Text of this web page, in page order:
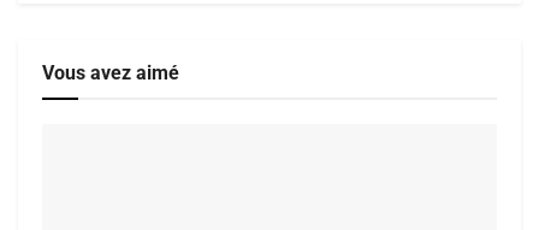
Vous avez aimé